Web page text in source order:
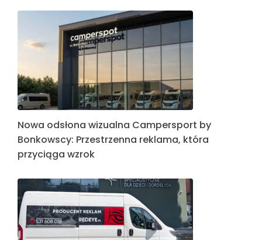
Nowa odsłona wizualna Campersport by
Bonkowscy: Przestrzenna reklama, która
przyciąga wzrok